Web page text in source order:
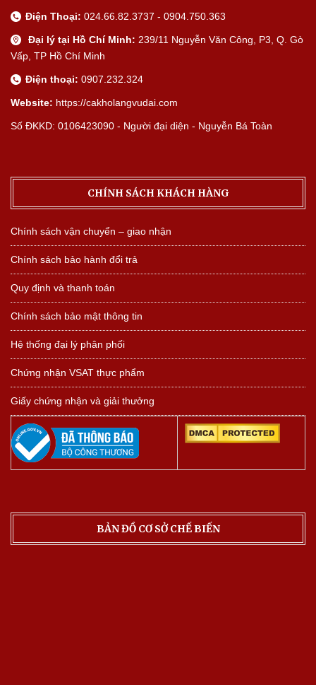
Điện Thoại: 024.66.82.3737 - 0904.750.363
Đại lý tại Hồ Chí Minh: 239/11 Nguyễn Văn Công, P3, Q. Gò
Vấp, TP Hồ Chí Minh
Điện thoại: 0907.232.324
Website: https://cakholangvudai.com
Số ĐKKD: 0106423090 - Người đại diện - Nguyễn Bá Toàn
CHÍNH SÁCH KHÁCH HÀNG
Chính sách vận chuyển – giao nhận
Chính sách bảo hành đổi trả
Quy định và thanh toán
Chính sách bảo mật thông tin
Hệ thống đại lý phân phối
Chứng nhận VSAT thực phẩm
Giấy chứng nhận và giải thưởng
BẢN ĐỒ CƠ SỞ CHẾ BIẾN